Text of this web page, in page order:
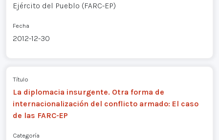
Ejército del Pueblo (FARC-EP)
Fecha
2012-12-30
Título
La diplomacia insurgente. Otra forma de
internacionalización del conflicto armado: El caso
de las FARC-EP
Categoría